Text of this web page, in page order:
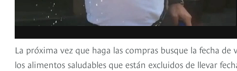
La próxima vez que haga las compras busque la fecha
los alimentos saludables que están excluidos de llevar